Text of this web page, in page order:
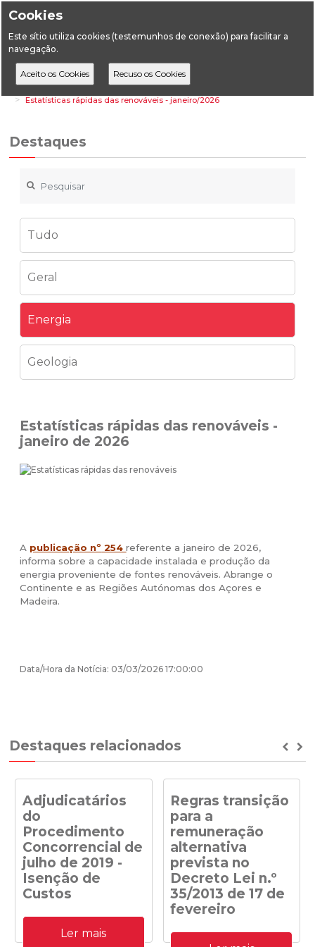
Cookies
Este sítio utiliza cookies (testemunhos de conexão) para facilitar a
navegação.
HomeDestaques
Energia
Estatísticas rápidas das renováveis - janeiro/2026
Destaques
Tudo
Geral
Energia
Geologia
Estatísticas rápidas das renováveis -
janeiro de 2026
A publicação nº 254referente a janeiro de 2026,
informa sobre a capacidade instalada e produção da
energia proveniente de fontes renováveis. Abrange o
Continente e as Regiões Autónomas dos Açores e
Madeira.
Data/Hora da Notícia: 03/03/2026 17:00:00
Destaques relacionados
Adjudicatários
do
Procedimento
Concorrencial de
julho de 2019 -
Isenção de
Custos
Adjudicatários do
ProcedimentoLer mais
Regras transição
para a
remuneração
alternativa
prevista no
Decreto Lei n.º
35/2013 de 17 de
fevereiro
Despacho n.º